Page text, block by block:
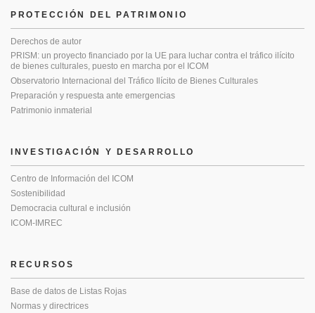
PROTECCIÓN DEL PATRIMONIO
Derechos de autor
PRISM: un proyecto financiado por la UE para luchar contra el tráfico ilícito
de bienes culturales, puesto en marcha por el ICOM
Observatorio Internacional del Tráfico Ilícito de Bienes Culturales
Preparación y respuesta ante emergencias
Patrimonio inmaterial
INVESTIGACIÓN Y DESARROLLO
Centro de Información del ICOM
Sostenibilidad
Democracia cultural e inclusión
ICOM-IMREC
RECURSOS
Base de datos de Listas Rojas
Normas y directrices